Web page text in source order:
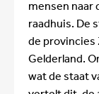
mensen naar
raadhuis. De
de provincies
Gelderland.
wat de staat